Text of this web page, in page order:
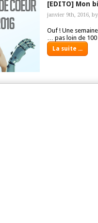
[EDITO] Mon
janvier 9th, 2016, by
Ouf ! Une
… pas loin de 100
La suite ...